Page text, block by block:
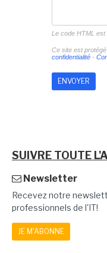
Le code HTML est
Ce site est
confidentialité-
SUIVRE TOUTE
Newsletter
Recevez notre
professionnels de l'IT!
JE M'ABONNE